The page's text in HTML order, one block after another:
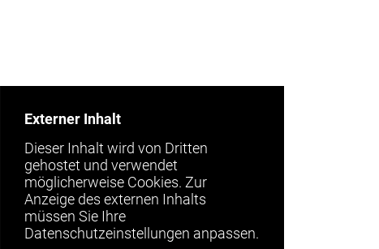
Externer Inhalt
Dieser Inhalt wird von Dritten
gehostet und verwendet
möglicherweise Cookies. Zur
Anzeige des externen Inhalts
müssen Sie Ihre
Datenschutzeinstellungen anpassen.